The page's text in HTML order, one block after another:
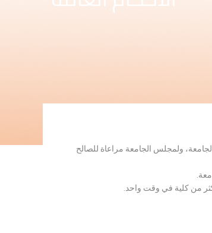
ولمجلس الجامعة مراعاة للصالح
من كلية في وقت واحد.